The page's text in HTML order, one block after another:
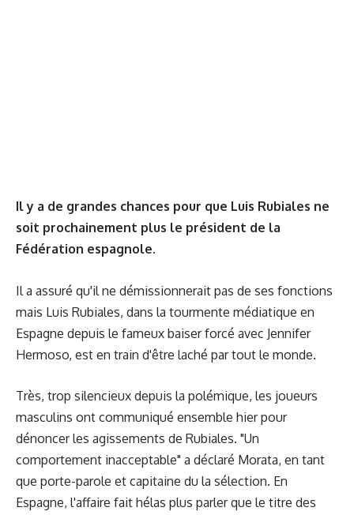
Il y a de grandes chances pour que Luis Rubiales ne
soit prochainement plus le président de la
Fédération espagnole.
Il a assuré qu'il ne démissionnerait pas de ses fonctions
mais Luis Rubiales, dans la tourmente médiatique en
Espagne depuis le fameux baiser forcé avec Jennifer
Hermoso, est en train d'être laché par tout le monde.
Très, trop silencieux depuis la polémique, les joueurs
masculins ont communiqué ensemble hier pour
dénoncer les agissements de Rubiales. "Un
comportement inacceptable" a déclaré Morata, en tant
que porte-parole et capitaine du la sélection. En
Espagne, l'affaire fait hélas plus parler que le titre des